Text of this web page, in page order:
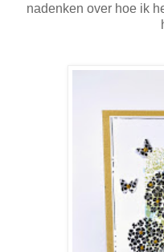
nadenken over hoe ik